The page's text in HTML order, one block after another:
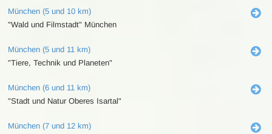
München (5 und 10 km)
"Wald und Filmstadt" München
München (5 und 11 km)
"Tiere, Technik und Planeten"
München (6 und 11 km)
"Stadt und Natur Oberes Isartal"
München (7 und 12 km)